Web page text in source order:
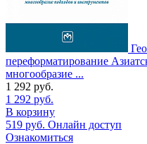
переформатирование
многообразие ...
1 292 руб.
1 292 руб.
В корзину
519 руб. Онлайн доступ
Ознакомиться